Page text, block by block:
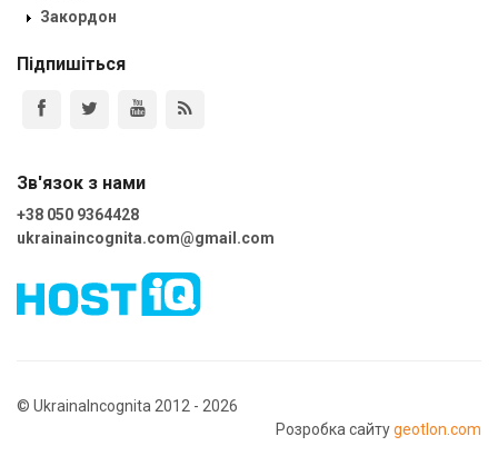
Закордон
Підпишіться
Зв'язок з нами
+38 050 9364428
ukrainaincognita.com@gmail.com
© UkrainaIncognita 2012 - 2026
Розробка сайтуgeotlon.com